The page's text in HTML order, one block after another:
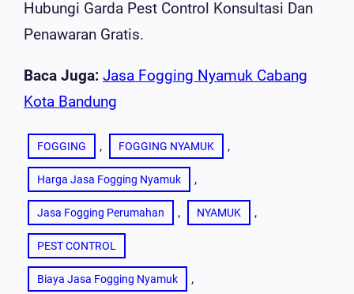
Hubungi Garda Pest Control Konsultasi Dan
Penawaran Gratis.
Baca Juga: Jasa Fogging Nyamuk Cabang
Kota Bandung
FOGGING , FOGGING NYAMUK ,
Harga Jasa Fogging Nyamuk ,
Jasa Fogging Perumahan , NYAMUK ,
PEST CONTROL
Biaya Jasa Fogging Nyamuk ,